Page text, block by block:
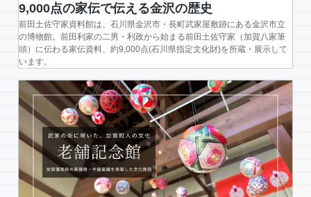
9,000点の家伝で伝える金沢の歴史
前田土佐守家資料館は、石川県金沢市・長町武家屋敷跡にある金沢市立
の博物館。前田利家の二男・利政から始まる前田土佐守家（加賀八家筆
頭）に伝わる家伝資料、約9,000点(石川県指定文化財)を所蔵・展示して
います。